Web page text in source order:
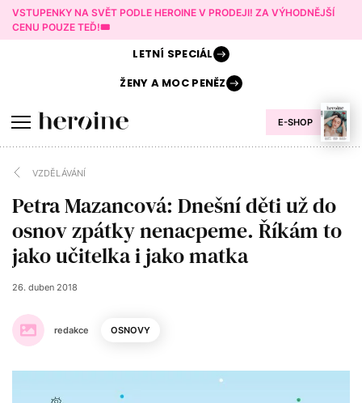
VSTUPENKY NA SVĚT PODLE HEROINE V PRODEJI! ZA VÝHODNĚJŠÍ
CENU POUZE TEĎ!🎟️
E-SHOP
LETNÍ SPECIÁL
ŽENY AMOC PENĚZ
VZDĚLÁVÁNÍ
Petra Mazancová: Dnešní děti už do
osnov zpátky nenacpeme. Říkám to
jako učitelka i jako matka
redakce
26. duben 2018
OSNOVY